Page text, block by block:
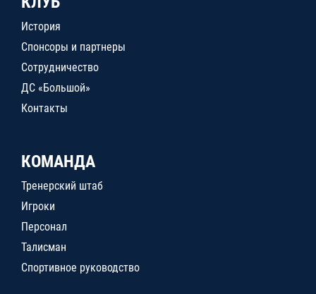
История
Спонсоры и партнеры
Сотрудничество
ДС «Большой»
Контакты
КОМАНДА
Тренерский штаб
Игроки
Персонал
Талисман
Спортивное руководство